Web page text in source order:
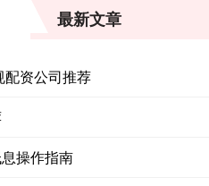
最新文章
配资公司推荐
操作指南